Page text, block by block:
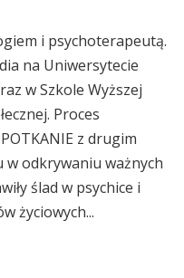
i psychoterapeutą.
na Uniwersytecie
w Szkole Wyższej
Proces
z drugim
w odkrywaniu ważnych
ślad w psychice i
życiowych...